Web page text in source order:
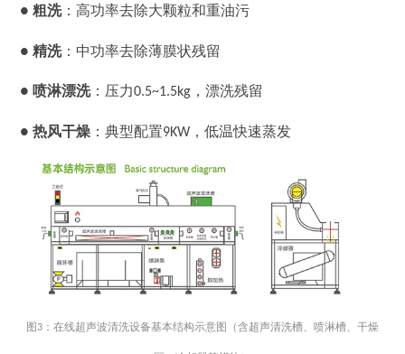
● 粗洗：高功率去除大颗粒和重油污
● 精洗：中功率去除薄膜状残留
● 喷淋漂洗：压力0.5~1.5kg，漂洗残留
● 热风干燥：典型配置9KW，低温快速蒸发
图3：在线超声波清洗设备基本结构示意图（含超声清洗槽、喷淋槽、干燥